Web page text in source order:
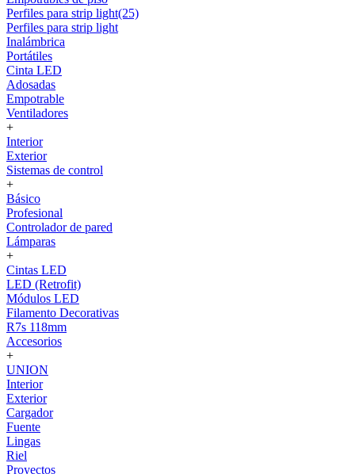
Perfiles para strip light(25)
Perfiles para strip light
Inalámbrica
Portátiles
Cinta LED
Adosadas
Empotrable
Ventiladores
+
Interior
Exterior
Sistemas de control
+
Básico
Profesional
Controlador de pared
Lámparas
+
Cintas LED
LED (Retrofit)
Módulos LED
Filamento Decorativas
R7s 118mm
Accesorios
+
UNION
Interior
Exterior
Cargador
Fuente
Lingas
Riel
Proyectos